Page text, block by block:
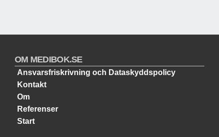
OM MEDIBOK.SE
Ansvarsfriskrivning och Dataskyddspolicy
Kontakt
Om
Referenser
Start